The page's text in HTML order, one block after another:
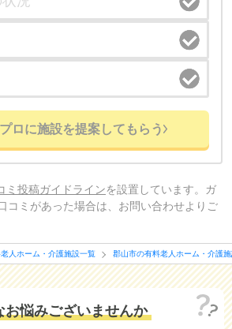
プロに施設を提案してもらう
ミ投稿ガイドラインを設置しています。ガ
コミがあった場合は、お問い合わせよりご
人ホーム・介護施設一覧 郡山市の有料老人ホーム・介護
お悩みございませんか